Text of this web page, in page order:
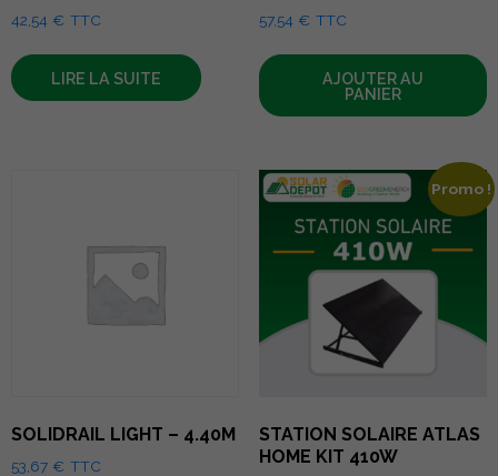
42,54 € TTC
LIRE LA SUITE
57,54 € TTC
AJOUTER AU
PANIER
SOLIDRAIL LIGHT – 4.40M
53,67 € TTC
Promo !
STATION SOLAIRE ATLAS
HOME KIT 410W